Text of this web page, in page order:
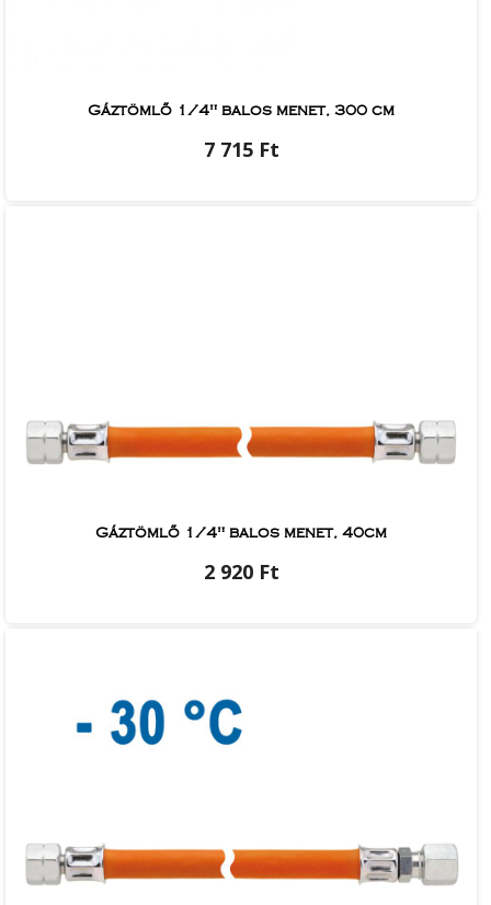
Gáztömlő 1/4" balos menet, 300 cm
7 715 Ft
Gáztömlő 1/4" balos menet, 40cm
2 920 Ft